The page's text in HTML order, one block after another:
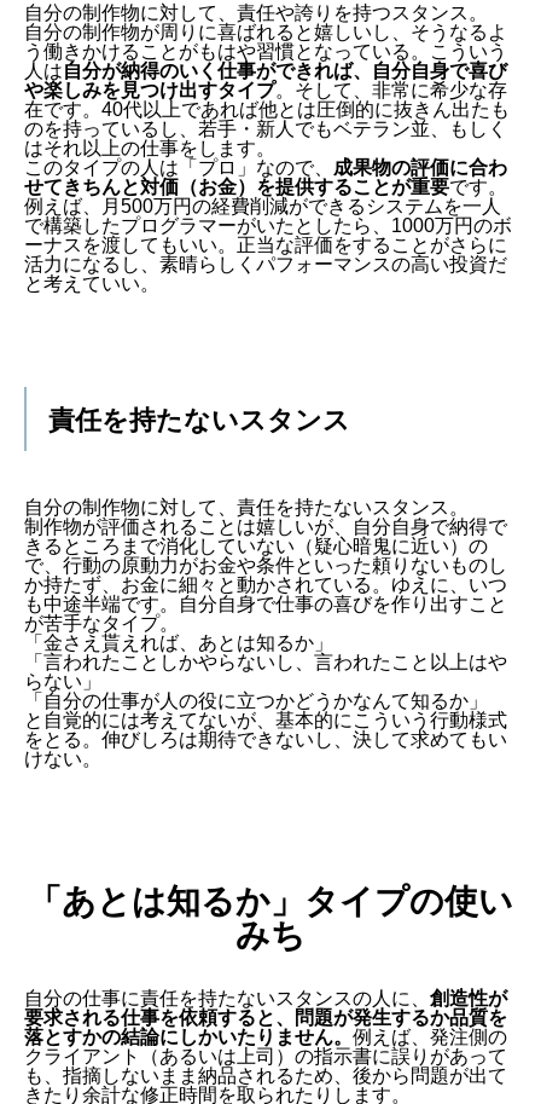
自分の制作物に対して、責任や誇りを持つスタンス。
自分の制作物が周りに喜ばれると嬉しいし、そうなるよ
う働きかけることがもはや習慣となっている。こういう
人は自分が納得のいく仕事ができれば、自分自身で喜び
や楽しみを見つけ出すタイプ。そして、非常に希少な存
在です。40代以上であれば他とは圧倒的に抜きん出たも
のを持っているし、若手・新人でもベテラン並、もしく
はそれ以上の仕事をします。
このタイプの人は「プロ」なので、 成果物の評価に合わ
せてきちんと対価（お金）を提供することが重要です。
例えば、月500万円の経費削減ができるシステムを一人
で構築したプログラマーがいたとしたら、1000万円のボ
ーナスを渡してもいい。正当な評価をすることがさらに
活力になるし、素晴らしくパフォーマンスの高い投資だ
と考えていい。
責任を持たないスタンス
自分の制作物に対して、責任を持たないスタンス。
制作物が評価されることは嬉しいが、自分自身で納得で
きるところまで消化していない（疑心暗鬼に近い）の
で、行動の原動力がお金や条件といった頼りないものし
か持たず、お金に細々と動かされている。ゆえに、いつ
も中途半端です。自分自身で仕事の喜びを作り出すこと
が苦手なタイプ。
「金さえ貰えれば、あとは知るか」
「言われたことしかやらないし、言われたこと以上はや
らない」
「自分の仕事が人の役に立つかどうかなんて知るか」
と自覚的には考えてないが、基本的にこういう行動様式
をとる。伸びしろは期待できないし、決して求めてもい
けない。
「あとは知るか」タイプの使い
みち
自分の仕事に責任を持たないスタンスの人に、 創造性が
要求される仕事を依頼すると、問題が発生するか品質を
落とすかの結論にしかいたりません。 例えば、発注側の
クライアント（あるいは上司）の指示書に誤りがあって
も、指摘しないまま納品されるため、後から問題が出て
きたり余計な修正時間を取られたりします。